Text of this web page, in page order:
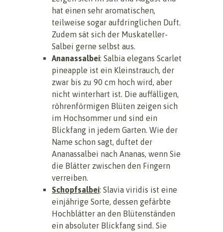
hat einen sehr aromatischen,
teilweise sogar aufdringlichen Duft.
Zudem sät sich der Muskateller-
Salbei gerne selbst aus.
Ananassalbei: Salbia elegans Scarlet
pineapple ist ein Kleinstrauch, der
zwar bis zu 90 cm hoch wird, aber
nicht winterhart ist. Die auffälligen,
röhrenförmigen Blüten zeigen sich
im Hochsommer und sind ein
Blickfang in jedem Garten. Wie der
Name schon sagt, duftet der
Ananassalbei nach Ananas, wenn Sie
die Blätter zwischen den Fingern
verreiben.
Schopfsalbei: Slavia viridis ist eine
einjährige Sorte, dessen gefärbte
Hochblätter an den Blütenständen
ein absoluter Blickfang sind. Sie